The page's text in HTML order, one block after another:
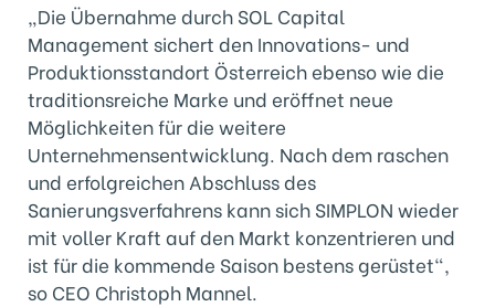
„Die Übernahme durch SOL Capital
Management sichert den Innovations- und
Produktionsstandort Österreich ebenso wie die
traditionsreiche Marke und eröffnet neue
Möglichkeiten für die weitere
Unternehmensentwicklung. Nach dem raschen
und erfolgreichen Abschluss des
Sanierungsverfahrens kann sich SIMPLON wieder
mit voller Kraft auf den Markt konzentrieren und
ist für die kommende Saison bestens gerüstet“,
so CEO Christoph Mannel.